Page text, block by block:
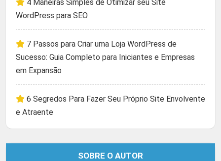
4 Maneiras Simples de Otimizar seu Site
WordPress para SEO
7 Passos para Criar uma Loja WordPress de
Sucesso: Guia Completo para Iniciantes e Empresas
em Expansão
6 Segredos Para Fazer Seu Próprio Site Envolvente
e Atraente
SOBRE O AUTOR